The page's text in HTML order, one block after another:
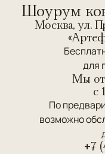
Шоурум
Москва, ул.
для
Мы
c
По
возможно
+7